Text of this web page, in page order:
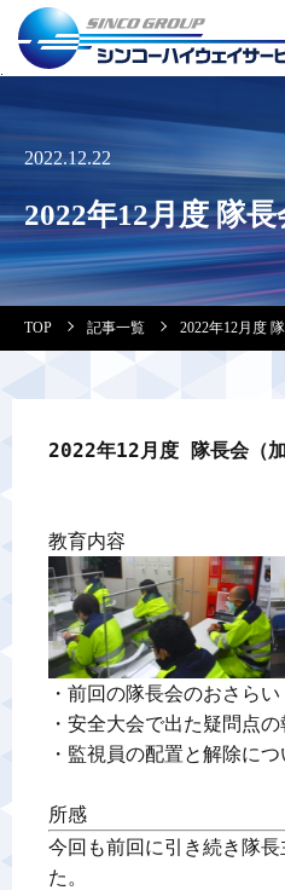
営業
会社案内・
警備業
反社会的勢
カスタマーハラスメン
2022.12.22
2022年12月度 隊長
TOP 記事一覧 2022年12月度 隊
2022年12月度 隊長会（加
・前回の隊長会のおさらい
・安全大会で出た疑問点
・監視員の配置と解除につ
所感
今回も前回に引き続き隊
た。